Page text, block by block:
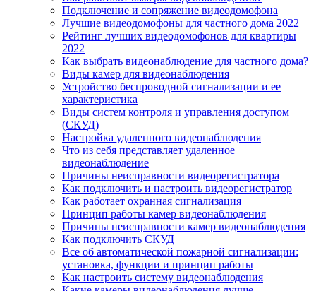
Подключение и сопряжение видеодомофона
Лучшие видеодомофоны для частного дома 2022
Рейтинг лучших видеодомофонов для квартиры
2022
Как выбрать видеонаблюдение для частного дома?
Виды камер для видеонаблюдения
Устройство беспроводной сигнализации и ее
характеристика
Виды систем контроля и управления доступом
(СКУД)
Настройка удаленного видеонаблюдения
Что из себя представляет удаленное
видеонаблюдение
Причины неисправности видеорегистратора
Как подключить и настроить видеорегистратор
Как работает охранная сигнализация
Принцип работы камер видеонаблюдения
Причины неисправности камер видеонаблюдения
Как подключить СКУД
Все об автоматической пожарной сигнализации:
установка, функции и принцип работы
Как настроить систему видеонаблюдения